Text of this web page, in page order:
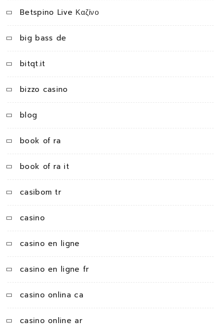
Betspino Live Καζίνο
big bass de
bitqt.it
bizzo casino
blog
book of ra
book of ra it
casibom tr
casino
casino en ligne
casino en ligne fr
casino onlina ca
casino online ar